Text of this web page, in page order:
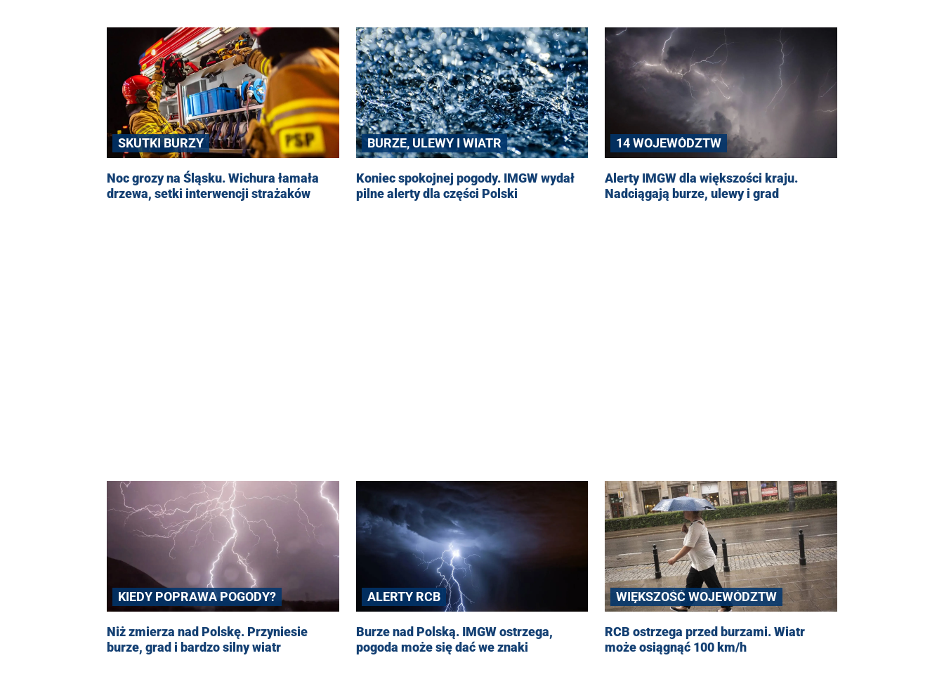
SKUTKI BURZY
Noc grozy na Śląsku. Wichura łamała
drzewa, setki interwencji strażaków
BURZE, ULEWY I WIATR
Koniec spokojnej pogody. IMGW wydał
pilne alerty dla części Polski
14 WOJEWÓDZTW
Alerty IMGW dla większości kraju.
Nadciągają burze, ulewy i grad
KIEDY POPRAWA POGODY?
Niż zmierza nad Polskę. Przyniesie
burze, grad i bardzo silny wiatr
ALERTY RCB
Burze nad Polską. IMGW ostrzega,
pogoda może się dać we znaki
WIĘKSZOŚĆ WOJEWÓDZTW
RCB ostrzega przed burzami. Wiatr
może osiągnąć 100 km/h